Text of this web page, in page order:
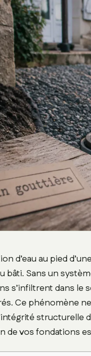
d’eau au pied
bâti. Sans un
s’infiltrent dans le
Ce phénomène
structurelle
de vos fondations